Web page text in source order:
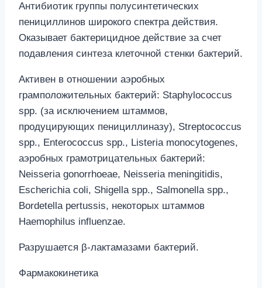
Антибиотик группы полусинтетических
пенициллинов широкого спектра действия.
Оказывает бактерицидное действие за счет
подавления синтеза клеточной стенки бактерий.
Активен в отношении аэробных
грамположительных бактерий: Staphylococcus
spp. (за исключением штаммов,
продуцирующих пенициллиназу), Streptococcus
spp., Enterococcus spp., Listeria monocytogenes,
аэробных грамотрицательных бактерий:
Neisseria gonorrhoeae, Neisseria meningitidis,
Escherichia coli, Shigella spp., Salmonella spp.,
Bordetella pertussis, некоторых штаммов
Haemophilus influenzae.
Разрушается β-лактамазами бактерий.
Фармакокинетика